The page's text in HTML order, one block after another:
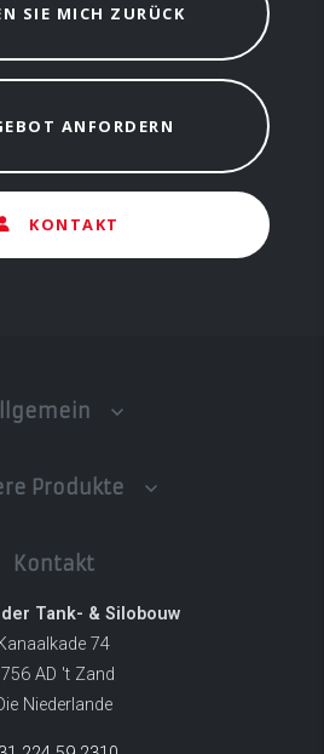
SIE MICH ZURÜCK
ANFORDERN
KONTAKT
Produkte
Kontakt
Tank- & Silobouw
74
AD 't Zand
Niederlande